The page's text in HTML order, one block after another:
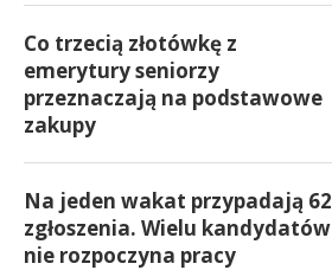
Co trzecią złotówkę z
emerytury seniorzy
przeznaczają na podstawowe
zakupy
Na jeden wakat przypadają 62
zgłoszenia. Wielu kandydatów
nie rozpoczyna pracy